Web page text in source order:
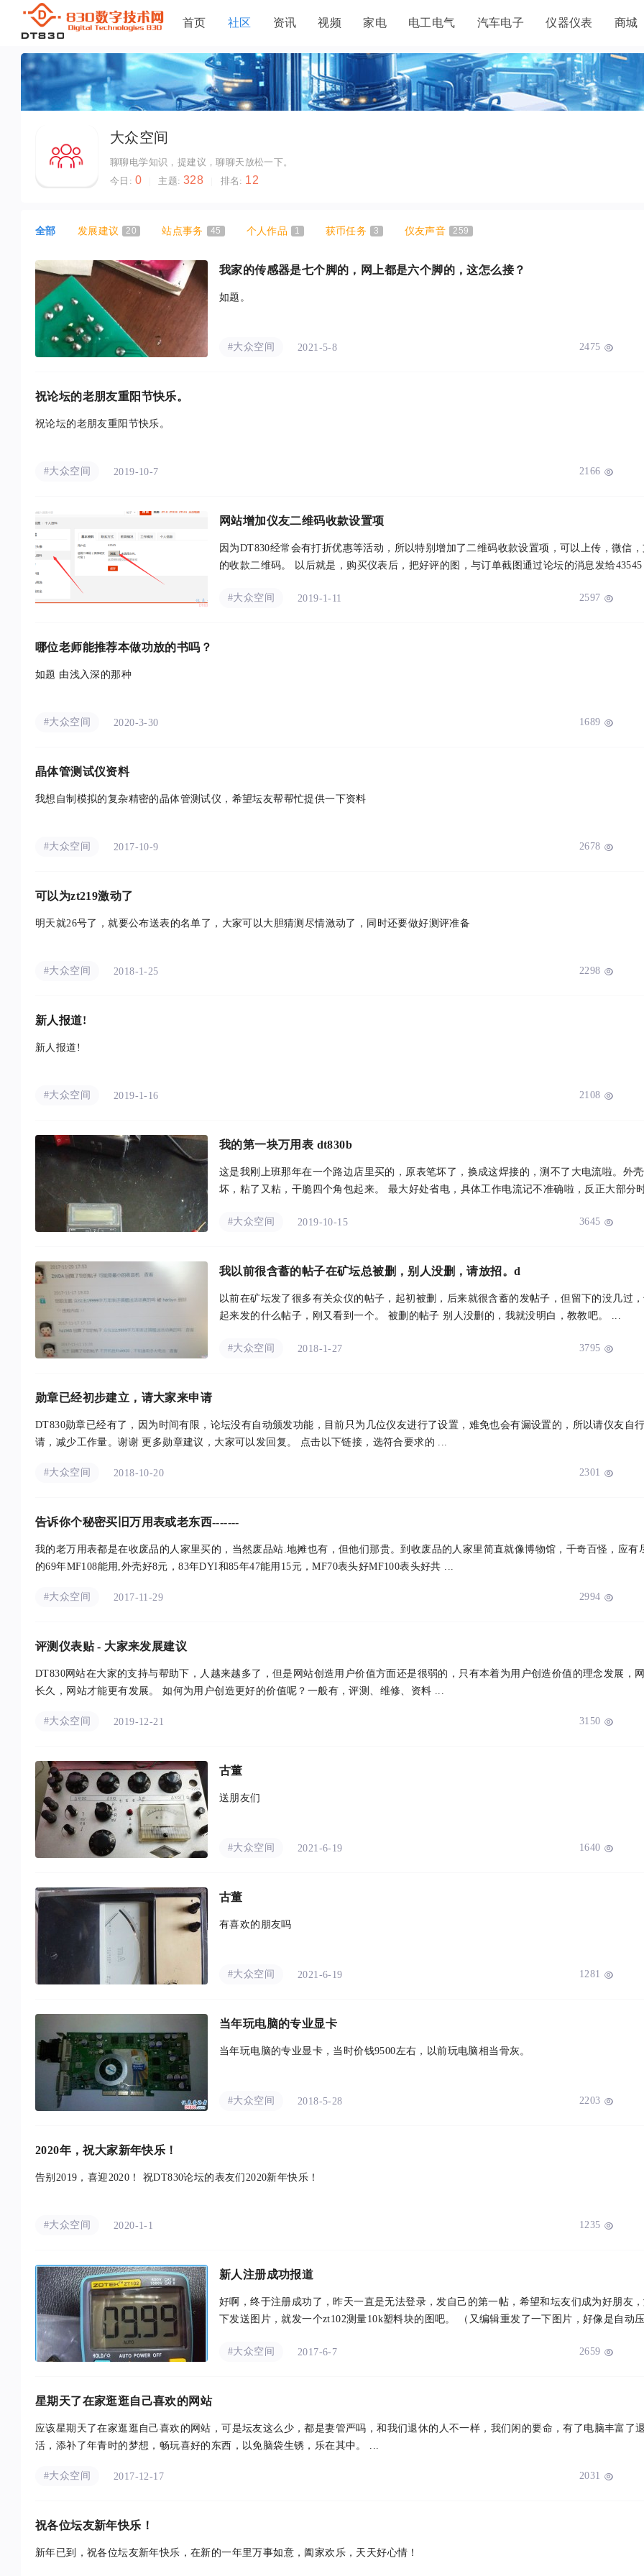
首页 社区 资讯 视频 家电 电工电气 汽车电子 仪器仪表 商城
大众空间
聊聊电学知识，提建议，聊聊天放松一下。
今日: 0 主题:328 排名: 12
全部 发展建议 20 站点事务 45 个人作品 1 获币任务 3 仪友声音 259
我家的传感器是七个脚的，网上都是六个脚的，这怎么接？
如题。
#大众空间 2021-5-8 2475 
祝论坛的老朋友重阳节快乐。
祝论坛的老朋友重阳节快乐。
#大众空间 2019-10-7 2166 
网站增加仪友二维码收款设置项
因为DT830经常会有打折优惠等活动，所以特别增加了二维码收款设置项，可以上传，微信
的收款二维码。 以后就是，购买仪表后，把好评的图，与订单截图通过论坛的消息发给43545，然后4
#大众空间
2019-1-11 2597 
哪位老师能推荐本做功放的书吗？
如题 由浅入深的那种
#大众空间 2020-3-30 1689 
晶体管测试仪资料
我想自制模拟的复杂精密的晶体管测试仪，希望坛友帮帮忙提供一下资料
#大众空间 2017-10-9 2678 
可以为zt219激动了
明天就26号了，就要公布送表的名单了，大家可以大胆猜测尽情激动了，同时还要做好测评准备
#大众空间 2018-1-25 2298 
新人报道!
新人报道!
#大众空间 2019-1-16 2108 
我的第一块万用表 dt830b
这是我刚上班那年在一个路边店里买的，原表笔坏了，换成这焊接的，测不了大电流啦。外
坏，粘了又粘，干脆四个角包起来。 最大好处省电，具体工作电流记不准确啦，反正大部分时间低于
#大众空间
2019-10-15 3645 
我以前很含蓄的帖子在矿坛总被删，别人没删，请放招。d
以前在矿坛发了很多有关众仪的帖子，起初被删，后来就很含蓄的发帖子，但留下的没几过
起来发的什么帖子，刚又看到一个。 被删的帖子 别人没删的，我就没明白，教教吧。 ...
#大众空间 2018-1-27 3795 
勋章已经初步建立，请大家来申请
DT830勋章已经有了，因为时间有限，论坛没有自动颁发功能，目前只为几位仪友进行了设置，难免也会有漏设置的，所以请仪友自
请，减少工作量。谢谢 更多勋章建议，大家可以发回复。 点击以下链接，选符合要求的 ...
#大众空间 2018-10-20 2301 
告诉你个秘密买旧万用表或老东西-------
我的老万用表都是在收废品的人家里买的，当然废品站.地摊也有，但他们那贵。到收废品的人家里简直就像博物馆，千奇百怪，应有
的69年MF108能用,外壳好8元，83年DYI和85年47能用15元，MF70表头好MF100表头好共 ...
#大众空间 2017-11-29 2994 
评测仪表贴 - 大家来发展建议
DT830网站在大家的支持与帮助下，人越来越多了，但是网站创造用户价值方面还是很弱的，只有本着为用户创造价值的理念发展，
长久，网站才能更有发展。 如何为用户创造更好的价值呢？一般有，评测、维修、资料 ...
#大众空间 2019-12-21 3150 
古董
送朋友们
#大众空间 2021-6-19 1640 
古董
有喜欢的朋友吗
#大众空间 2021-6-19 1281 
当年玩电脑的专业显卡
当年玩电脑的专业显卡，当时价钱9500左右，以前玩电脑相当骨灰。
#大众空间 2018-5-28 2203 
2020年，祝大家新年快乐！
告别2019，喜迎2020！ 祝DT830论坛的表友们2020新年快乐！
#大众空间 2020-1-1 1235 
新人注册成功报道
好啊，终于注册成功了，昨天一直是无法登录，发自己的第一帖，希望和坛友们成为好朋友
下发送图片，就发一个zt102测量10k塑料块的图吧。 （又编辑重发了一下图片，好像是自动
#大众空间
2017-6-7 2659 
星期天了在家逛逛自己喜欢的网站
应该星期天了在家逛逛自己喜欢的网站，可是坛友这么少，都是妻管严吗，和我们退休的人不一样，我们闲的要命，有了电脑丰富了
活，添补了年青时的梦想，畅玩喜好的东西，以免脑袋生锈，乐在其中。 ...
#大众空间 2017-12-17 2031 
祝各位坛友新年快乐！
新年已到，祝各位坛友新年快乐，在新的一年里万事如意，阖家欢乐，天天好心情！